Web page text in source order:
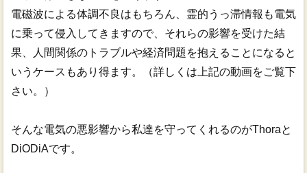
電磁波による体調不良はもちろん、霊的うっ滞情報も電気
に乗って侵入してきますので、それらの影響を受けた結
果、人間関係のトラブルや経済問題を抱えることになると
いうケースもあり得ます。（詳しくは上記の動画をご覧下
さい。）
そんな電気の悪影響から私達を守ってくれるのがThoraと
DiODiAです。